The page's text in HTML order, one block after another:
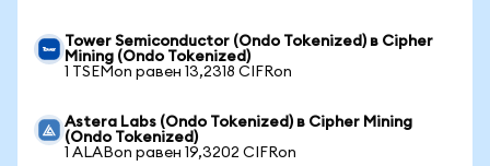
Tower Semiconductor (Ondo Tokenized) в Cipher
Mining (Ondo Tokenized)
1 TSEMon равен 13,2318 CIFRon
Astera Labs (Ondo Tokenized) в Cipher Mining
(Ondo Tokenized)
1 ALABon равен 19,3202 CIFRon